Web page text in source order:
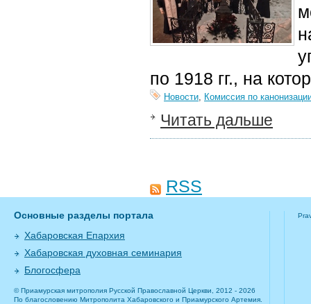
по 1918 гг., на
Новости, Комиссия по
Читать дальше
RSS
Основные разделы портала
Хабаровская Епархия
Хабаровская духовная семинария
Блогосфера
© Приамурская митрополия Русской Православной Церкви, 2012 - 2026
По благословению Митрополита Хабаровского и Приамурского Артемия.